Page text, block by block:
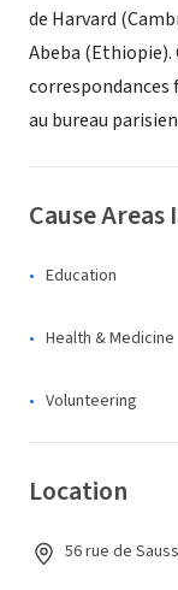
de Harvard
Abeba
correspondances
au bureau
Cause Areas
Education
Health & Medicine
Volunteering
Location
56 rue de